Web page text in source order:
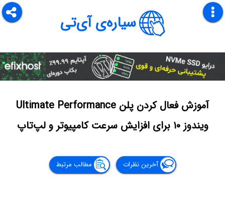
سیاره‌ی آی‌تی
آموزش فعال کردن پلن Ultimate Performance
ویندوز ۱۰ برای افزایش سرعت کامپیوتر و لپ‌تاپ
آخرین نظرات مطالب مرتبط